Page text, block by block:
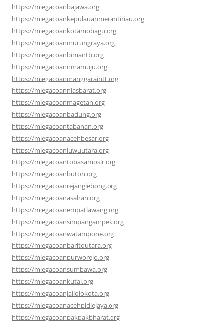
https://miegacoanbajawa.org
https://miegacoankepulauanmerantiriau.org
https://miegacoankotamobagu.org
https://miegacoanmurungraya.org
https://miegacoanbimantb.org
https://miegacoannmamuju.org
https://miegacoanmanggaraintt.org
https://miegacoanniasbarat.org
https://miegacoanmagetan.org
https://miegacoanbadung.org
https://miegacoantabanan.org
https://miegacoanacehbesar.org
https://miegacoanluwuutara.org
https://miegacoantobasamosir.org
https://miegacoanbuton.org
https://miegacoanrejanglebong.org
https://miegacoanasahan.org
https://miegacoanempatlawang.org
https://miegacoansimpangampek.org
https://miegacoanwatampone.org
https://miegacoanbaritoutara.org
https://miegacoanpurworejo.org
https://miegacoansumbawa.org
https://miegacoankutai.org
https://miegacoanjailolokota.org
https://miegacoanacehpidiejaya.org
https://miegacoanpakpakbharat.org